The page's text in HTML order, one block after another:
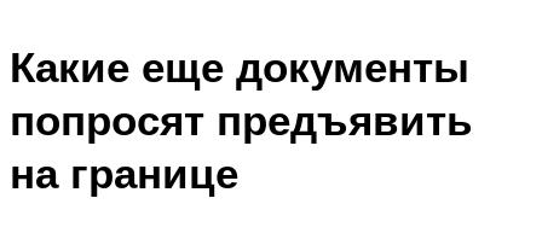
Какие еще документы
попросят предъявить
на границе